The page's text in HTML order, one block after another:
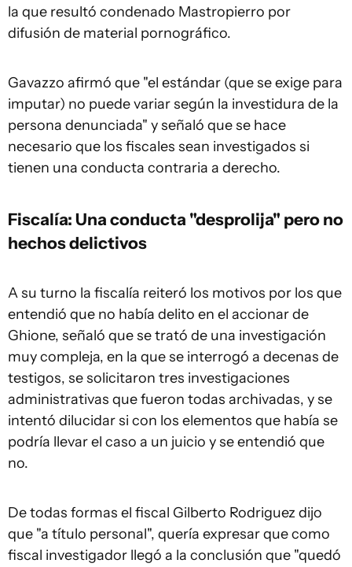
la que resultó condenado Mastropierro por
difusión de material pornográfico.
Gavazzo afirmó que "el estándar (que se exige para
imputar) no puede variar según la investidura de la
persona denunciada" y señaló que se hace
necesario que los fiscales sean investigados si
tienen una conducta contraria a derecho.
Fiscalía: Una conducta "desprolija" pero no
hechos delictivos
A su turno la fiscalía reiteró los motivos por los que
entendió que no había delito en el accionar de
Ghione, señaló que se trató de una investigación
muy compleja, en la que se interrogó a decenas de
testigos, se solicitaron tres investigaciones
administrativas que fueron todas archivadas, y se
intentó dilucidar si con los elementos que había se
podría llevar el caso a un juicio y se entendió que
no.
De todas formas el fiscal Gilberto Rodriguez dijo
que "a título personal", quería expresar que como
fiscal investigador llegó a la conclusión que "quedó